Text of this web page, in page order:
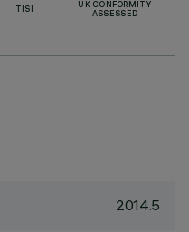
TISI
UK CONFORMITY
ASSESSED
2014.5